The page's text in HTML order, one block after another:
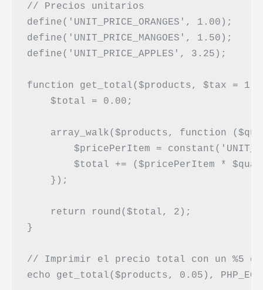
// Precios unitarios
define('UNIT_PRICE_ORANGES', 1.00);
define('UNIT_PRICE_MANGOES', 1.50);
define('UNIT_PRICE_APPLES', 3.25);
function get_total($products, $tax = 1)
    $total = 0.00;
array_walk($products, function
$pricePerItem =
$total += ($pricePerItem *
    });
    return round($total, 2);
}
// Imprimir el precio total con un %5 de
echo get_total($products, 0.05),